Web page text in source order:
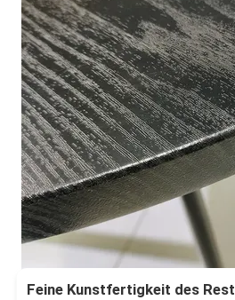
Feine Kunstfertigkeit des